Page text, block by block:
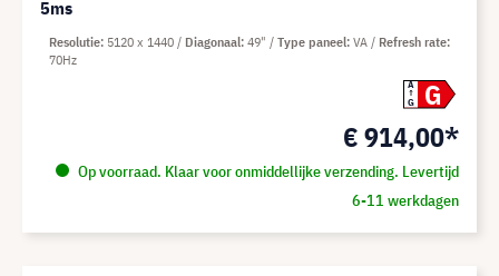
5ms
A
G
G
€ 914,00*
Op voorraad. Klaar voor onmiddellijke verzending. Levertijd
6-11 werkdagen
Resolutie 5120 x 1440 Diagonaal 49" Type paneel VA
Refresh rate
70Hz